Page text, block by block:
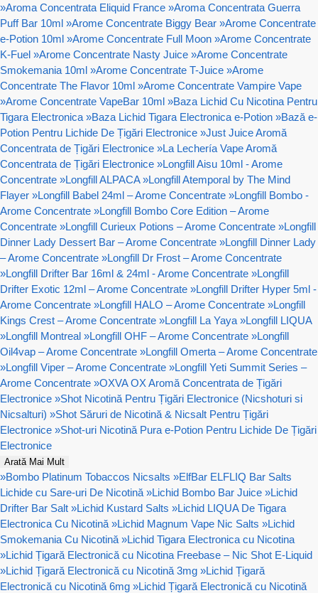
»Aroma Concentrata Eliquid France »Aroma Concentrata Guerra
Puff Bar 10ml »Arome Concentrate Biggy Bear »Arome Concentrate
e-Potion 10ml »Arome Concentrate Full Moon »Arome Concentrate
K-Fuel »Arome Concentrate Nasty Juice »Arome Concentrate
Smokemania 10ml »Arome Concentrate T-Juice »Arome
Concentrate The Flavor 10ml »Arome Concentrate Vampire Vape
»Arome Concentrate VapeBar 10ml »Baza Lichid Cu Nicotina Pentru
Tigara Electronica »Baza Lichid Tigara Electronica e-Potion »Bază e-
Potion Pentru Lichide De Țigări Electronice »Just Juice Aromă
Concentrata de Țigări Electronice »La Lechería Vape Aromă
Concentrata de Țigări Electronice »Longfill Aisu 10ml - Arome
Concentrate »Longfill ALPACA »Longfill Atemporal by The Mind
Flayer »Longfill Babel 24ml – Arome Concentrate »Longfill Bombo -
Arome Concentrate »Longfill Bombo Core Edition – Arome
Concentrate »Longfill Curieux Potions – Arome Concentrate »Longfill
Dinner Lady Dessert Bar – Arome Concentrate »Longfill Dinner Lady
– Arome Concentrate »Longfill Dr Frost – Arome Concentrate
»Longfill Drifter Bar 16ml & 24ml - Arome Concentrate »Longfill
Drifter Exotic 12ml – Arome Concentrate »Longfill Drifter Hyper 5ml -
Arome Concentrate »Longfill HALO – Arome Concentrate »Longfill
Kings Crest – Arome Concentrate »Longfill La Yaya »Longfill LIQUA
»Longfill Montreal »Longfill OHF – Arome Concentrate »Longfill
Oil4vap – Arome Concentrate »Longfill Omerta – Arome Concentrate
»Longfill Viper – Arome Concentrate »Longfill Yeti Summit Series –
Arome Concentrate »OXVA OX Aromă Concentrata de Țigări
Electronice »Shot Nicotină Pentru Țigări Electronice (Nicshoturi si
Nicsalturi) »Shot Săruri de Nicotină & Nicsalt Pentru Țigări
Electronice »Shot-uri Nicotină Pura e-Potion Pentru Lichide De Țigări
Electronice
Arată Mai Mult
»Bombo Platinum Tobaccos Nicsalts »ElfBar ELFLIQ Bar Salts
Lichide cu Sare-uri De Nicotină »Lichid Bombo Bar Juice »Lichid
Drifter Bar Salt »Lichid Kustard Salts »Lichid LIQUA De Tigara
Electronica Cu Nicotină »Lichid Magnum Vape Nic Salts »Lichid
Smokemania Cu Nicotină »Lichid Tigara Electronica cu Nicotina
»Lichid Țigară Electronică cu Nicotina Freebase – Nic Shot E-Liquid
»Lichid Țigară Electronică cu Nicotină 3mg »Lichid Țigară
Electronică cu Nicotină 6mg »Lichid Țigară Electronică cu Nicotină